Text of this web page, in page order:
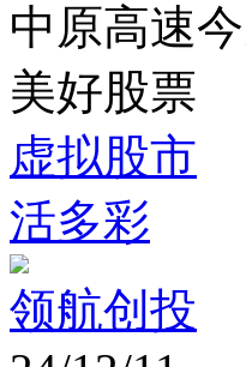
中原高速
美好股票
虚拟股市
活多彩
领航创投